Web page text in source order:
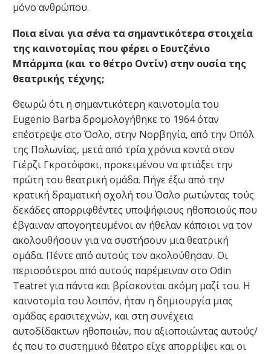
μόνο ανθρώπου.
Ποια είναι για σένα τα σημαντικότερα στοιχεία
της καινοτομίας που φέρει ο Εουτζένιο
Μπάρμπα (και το θέτρο Οντίν) στην ουσία της
θεατρικής τέχνης;
Θεωρώ ότι η σημαντικότερη καινοτομία του
Eugenio Barba δρομολογήθηκε το 1964 όταν
επέστρεψε στο Όσλο, στην Νορβηγία, από την Οπόλ
της Πολωνίας, μετά από τρία χρόνια κοντά στον
Γιέρζι Γκροτόφσκι, προκειμένου να φτιάξει την
πρώτη του θεατρική ομάδα. Πήγε έξω από την
κρατική δραματική σχολή του Όσλο ρωτώντας τούς
δεκάδες απορριφθέντες υποψήφιους ηθοποιούς που
έβγαιναν απογοητευμένοι αν ήθελαν κάποιοι να τον
ακολουθήσουν για να συστήσουν μια θεατρική
ομάδα. Πέντε από αυτούς τον ακολούθησαν. Οι
περισσότεροι από αυτούς παρέμειναν στο Odin
Teatret για πάντα και βρίσκονται ακόμη μαζί του. Η
καινοτομία του λοιπόν, ήταν η δημιουργία μιας
ομάδας ερασιτεχνών, και στη συνέχεια
αυτοδίδακτων ηθοποιών, που αξιοποιώντας αυτούς/
ές που το συστημικό θέατρο είχε απορρίψει και οι